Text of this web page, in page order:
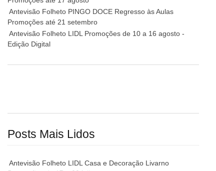
Antevisão Folheto PINGO DOCE Regresso às Aulas
Promoções até 21 setembro
Antevisão Folheto LIDL Promoções de 10 a 16 agosto -
Edição Digital
Posts Mais Lidos
Antevisão Folheto LIDL Casa e Decoração Livarno